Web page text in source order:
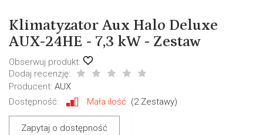
Klimatyzator Aux Halo Deluxe
AUX-24HE - 7,3 kW - Zestaw
Obserwuj produkt:
Dodaj recenzję:
Producent: AUX
Dostępność:
Mała ilość (2Zestawy)
Zapytaj o dostępność